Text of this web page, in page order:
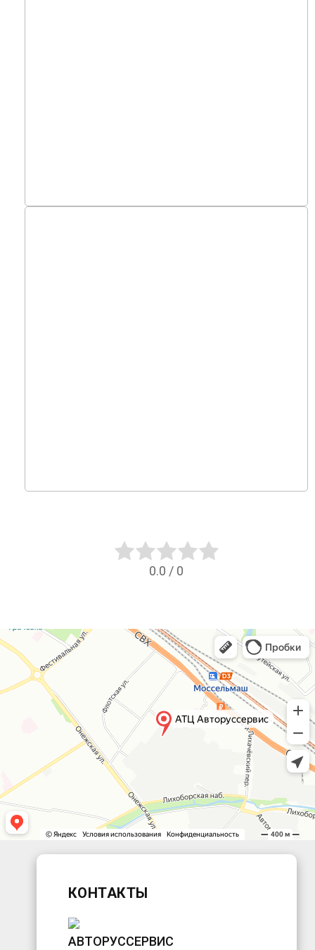
0.0 / 0
КОНТАКТЫ
АВТОРУССЕРВИС